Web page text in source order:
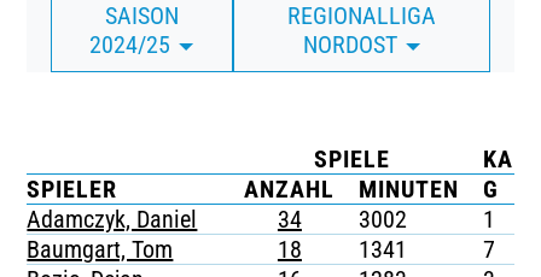
CLUBMITGLIEDSCHAFT
BUSINESS
TICKETING
SAISON
2024/25
REGIONALLIGA
NORDOST
SPIELE
SPIELER
ANZAHL MINUTEN G
Adamczyk, Daniel
34 3002 1
Baumgart, Tom
18 1341 7